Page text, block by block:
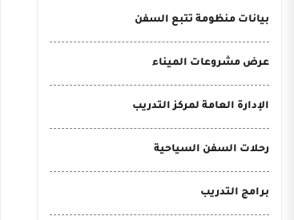
بيانات منظومة تتبع السفن
عرض مشروعات الميناء
الإدارة العامة لمركز التدريب
رحلات السفن السياحية
برامج التدريب